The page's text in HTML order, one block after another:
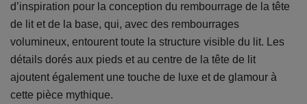
d’inspiration pour la conception du rembourrage de la tête
de lit et de la base, qui, avec des rembourrages
volumineux, entourent toute la structure visible du lit. Les
détails dorés aux pieds et au centre de la tête de lit
ajoutent également une touche de luxe et de glamour à
cette pièce mythique.